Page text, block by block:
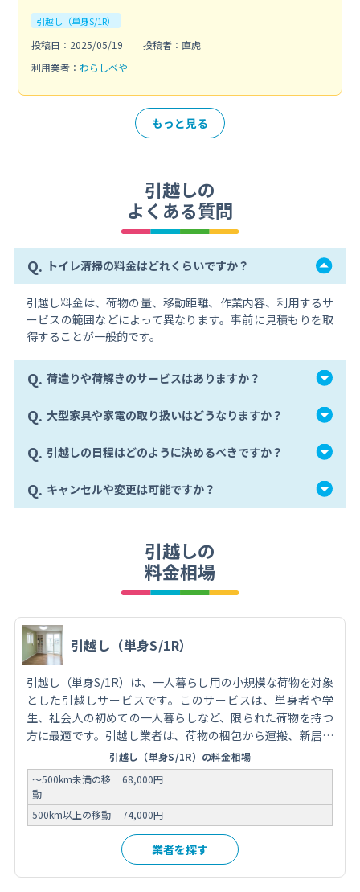
引越し（単身S/1R）
投稿日：2025/05/19
投稿者：直虎
利用業者： わらしべや
もっと見る
引越しの
よくある質問
Q. トイレ清掃の料金はどれくらいですか？
引越し料金は、荷物の量、移動距離、作業内容、利用するサ
ービスの範囲などによって異なります。事前に見積もりを取
得することが一般的です。
Q. 荷造りや荷解きのサービスはありますか？
Q. 大型家具や家電の取り扱いはどうなりますか？
Q. 引越しの日程はどのように決めるべきですか？
Q. キャンセルや変更は可能ですか？
引越しの
料金相場
引越し（単身S/1R）
引越し（単身S/1R）は、一人暮らし用の小規模な荷物を対象
とした引越しサービスです。このサービスは、単身者や学
生、社会人の初めての一人暮らしなど、限られた荷物を持つ
方に最適です。引越し業者は、荷物の梱包から運搬、新居で
の荷解きまでをサポートし、スムーズな移転を実現します。
費用は荷物の量や移動距離、オプションサービスの有無によ
って異なります。引越しを依頼する際には、信頼できる業者
を選び、事前に見積もりを取得し、サービス内容を確認する
ことが重要です。
引越し（単身S/1R）の料金相場
～500km未満の移
動
68,000円
500km以上の移動 74,000円
業者を探す